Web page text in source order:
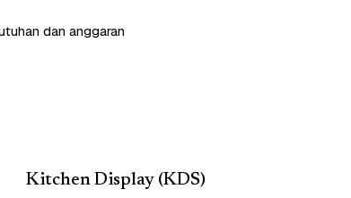
dan anggaran
Kitchen Display (KDS)